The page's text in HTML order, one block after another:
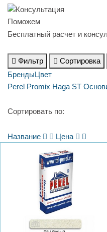
Поможем
Бесплатный расчет и
Фильтр Сортировка
БрендыЦвет
Perel Promix Haga ST
Сортировать по:
Название Цена